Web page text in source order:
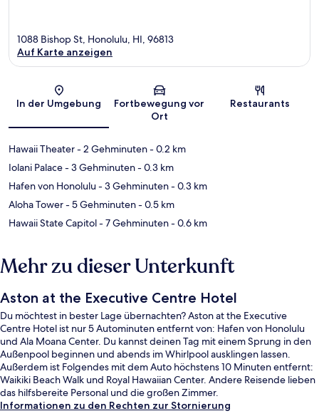
Karte
1088 Bishop St, Honolulu, HI, 96813
Auf Karte anzeigen
In der Umgebung
Fortbewegung vor
Ort
Restaurants
Hawaii Theater- 2 Gehminuten- 0.2 km
Iolani Palace- 3 Gehminuten- 0.3 km
Hafen von Honolulu- 3 Gehminuten- 0.3 km
Aloha Tower- 5 Gehminuten- 0.5 km
Hawaii State Capitol- 7 Gehminuten- 0.6 km
Mehr zu dieser Unterkunft
Aston at the Executive Centre Hotel
Du möchtest in bester Lage übernachten? Aston at the Executive
Centre Hotel ist nur 5 Autominuten entfernt von: Hafen von Honolulu
und Ala Moana Center. Du kannst deinen Tag mit einem Sprung in den
Außenpool beginnen und abends im Whirlpool ausklingen lassen.
Außerdem ist Folgendes mit dem Auto höchstens 10 Minuten entfernt:
Waikiki Beach Walk und Royal Hawaiian Center. Andere Reisende lieben
das hilfsbereite Personal und die großen Zimmer.
Informationen zu den Rechten zur Stornierung